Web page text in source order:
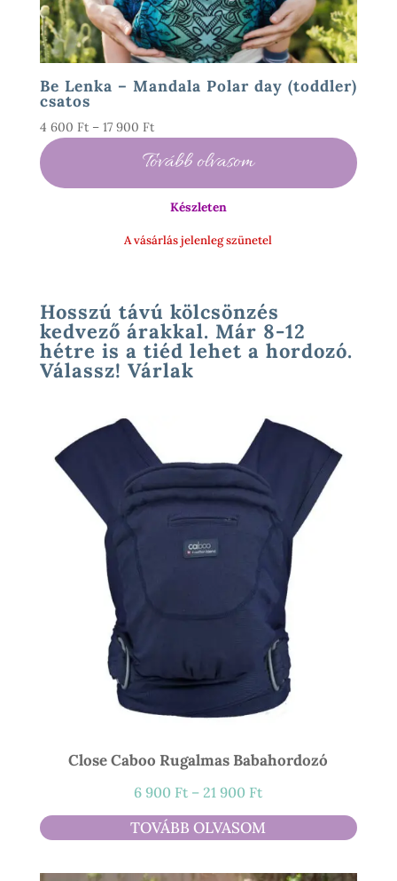
Be Lenka – Mandala Polar day (toddler)
csatos
4 600 Ft – 17 900 FtÁrtartomány:
600 Ft
-
Tovább olvasom
Készleten
A vásárlás jelenleg szünetel
Hosszú távú kölcsönzés
kedvező árakkal. Már 8-12
hétre is a tiéd lehet a hordozó.
Válassz! Várlak
Close Caboo Rugalmas Babahordozó
6 900 Ft – 21 900 FtÁrtartomány:
6
900 Ft
TOVÁBB OLVASOM